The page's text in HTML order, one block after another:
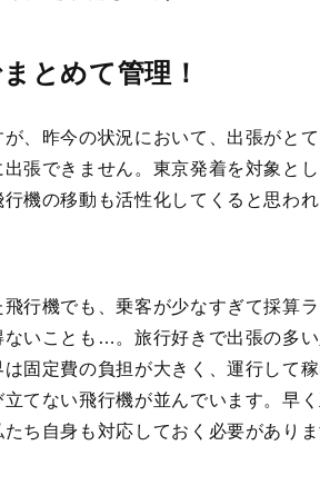
とめて管理！
、昨今の状況において、出張がと
張できません。東京発着を対象と
機の移動も活性化してくると思わ
行機でも、乗客が少なすぎて採算
いことも…。旅行好きで出張の多
固定費の負担が大きく、運行して
てない飛行機が並んでいます。早
ち自身も対応しておく必要がありま